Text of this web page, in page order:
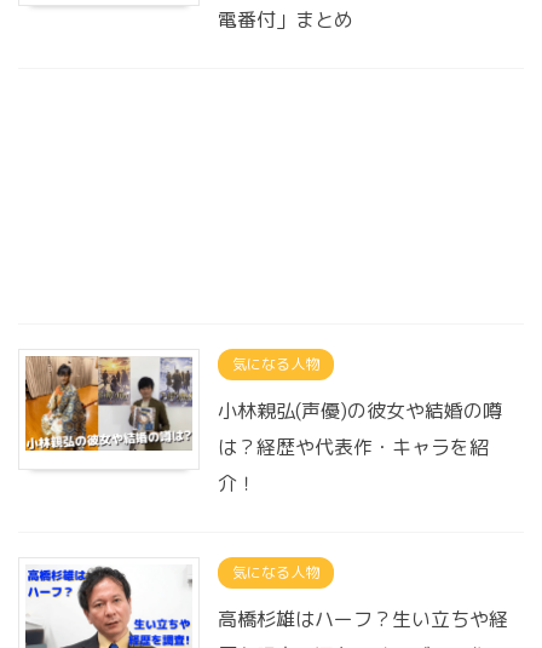
電番付」まとめ
気になる人物
小林親弘(声優)の彼女や結婚の噂
は？経歴や代表作・キャラを紹
介！
気になる人物
高橋杉雄はハーフ？生い立ちや経